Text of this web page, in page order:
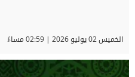
الخميس 02 يوليو 2026 | 02:59 مساءً